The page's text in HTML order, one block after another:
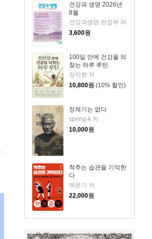
건강과 생명 2026년
8월
건강과생명 편집부 저
3,600원
100일 만에 건강을 되
찾는 하루 루틴
장지현 저
10,800원 (10% 할인)
정체기는 없다
spring-k 저
10,000원
척추는 습관을 기억한
다
백운기 저
22,000원
자음과모음